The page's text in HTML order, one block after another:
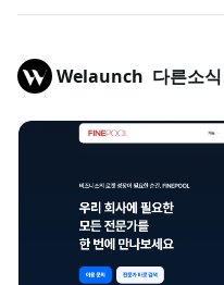
Welaunch 다른소식